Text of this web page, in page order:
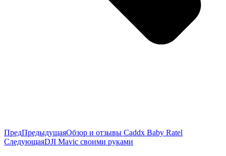
ПредПредыдущаяОбзор и отзывы Caddx Baby Ratel
СледующаяDJI Mavic своими руками